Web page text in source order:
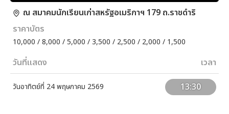
ณ สมาคมนักเรียนเก่าสหรัฐอเมริกาฯ 179 ถ.ราชดำริ
ราคาบัตร
10,000 / 8,000 / 5,000 / 3,500 / 2,500 / 2,000 / 1,500
วันที่แสดง เวลา
วันอาทิตย์ที่ 24 พฤษภาคม 2569 13:30